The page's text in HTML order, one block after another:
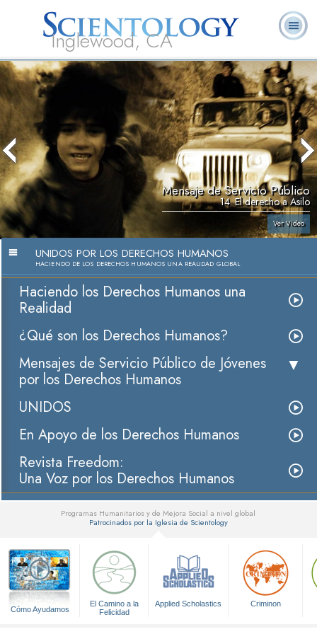
Inglewood, CA
Acerca de
Nosotros
L. Ronald
Hubbard
¿Qué es
Scientology?
Ministros
Voluntarios
Preguntas
Frecuentes
Libros
Mensaje de Servicio Público
14. El derecho a Asilo
Ver Video
UNIDOS POR LOS DERECHOS HUMANOS
HACIENDO DE LOS DERECHOS HUMANOS UNA REALIDAD GLOBAL
Haciendo los Derechos Humanos una
Realidad
¿Qué son los Derechos Humanos?
Mensajes de Servicio Público de Jóvenes
por los Derechos Humanos
UNIDOS
En Apoyo de los Derechos Humanos
Revista Freedom:
Una Voz por los Derechos Humanos
Programas Humanitarios y de Mejora Social a nivel global
Patrocinados por la Iglesia de Scientology
Cómo Ayudamos
El Camino a la
Felicidad
Applied Scholastics Criminon